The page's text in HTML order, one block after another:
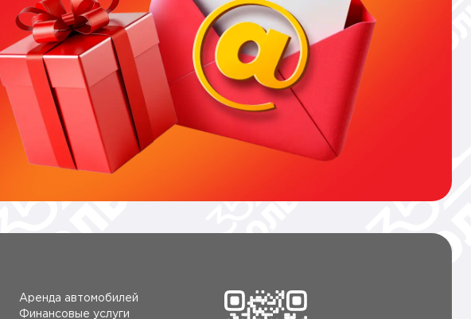
Аренда автомобилей
Финансовые услуги